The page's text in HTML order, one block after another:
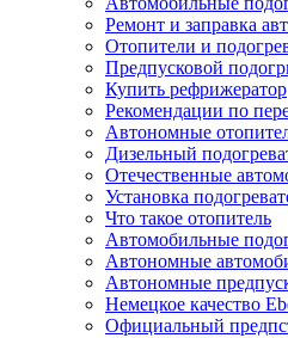
Ремонт и заправка
Отопители и
Предпусковой
Купить рефрижератор
Рекомендации по
Автономные
Дизельный
Отечественные
Установка
Что такое отопитель
Автомобильные
Автономные
Автономные
Немецкое качество
Официальный